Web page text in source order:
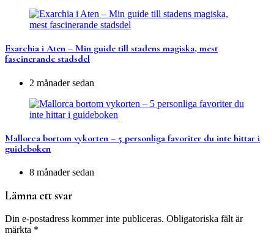
Exarchia i Aten – Min guide till stadens magiska, mest
fascinerande stadsdel
2 månader sedan
Mallorca bortom vykorten – 5 personliga favoriter du inte hittar i
guideboken
8 månader sedan
Lämna ett svar
Din e-postadress kommer inte publiceras. Obligatoriska fält är
märkta *